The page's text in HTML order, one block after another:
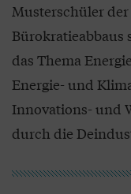
Musterschüler
Bürokratieabbaus
das Thema
Energie- und
Innovations- und
durch die